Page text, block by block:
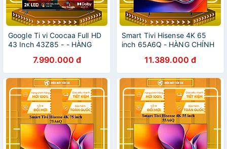
Google Ti vi Coocaa Full HD
43 Inch 43Z85 - - HÀNG
7.990.000 đ
Smart Tivi Hisense 4K 65
inch 65A6Q - HÀNG CHÍNH
11.389.000 đ